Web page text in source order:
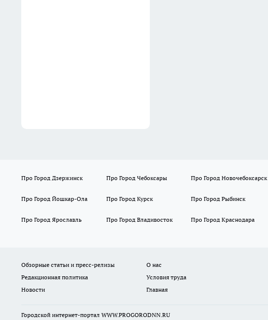
Про Город Дзержинск Про Город Чебоксары Про Город Новочебоксарск
Про Город Йошкар-Ола Про Город Курск Про Город Рыбинск
Про Город Ярославль Про Город Владивосток Про Город Краснодара
Обзорные статьи и пресс-релизы О нас
Редакционная политика
Условия труда
Новости
Главная
Городской интернет-портал WWW.PROGORODNN.RU